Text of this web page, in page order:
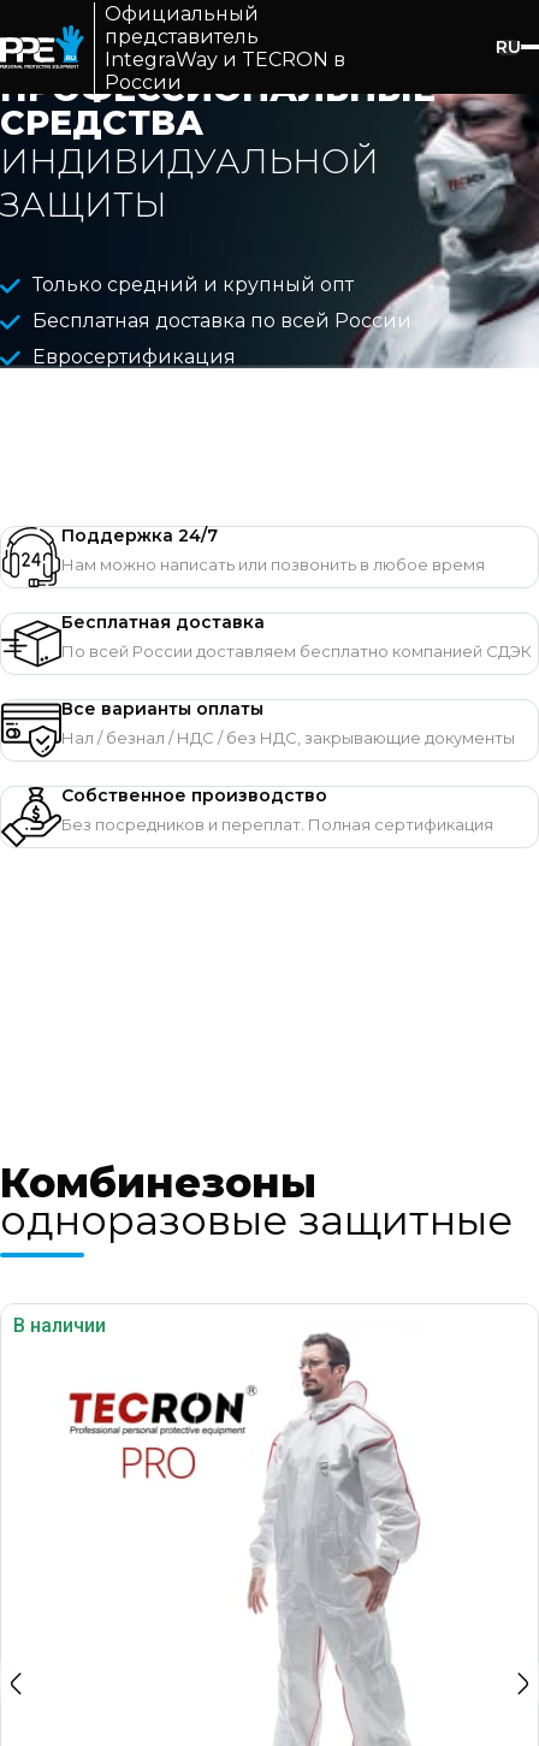
Официальный
представитель
IntegraWay и TECRON в
России
RU
ПРОФЕССИОНАЛЬНЫЕ
СРЕДСТВА
ИНДИВИДУАЛЬНОЙ
ЗАЩИТЫ
Только средний и крупный опт
Бесплатная доставка по всей России
Евросертификация
Поддержка 24/7
Нам можно написать или позвонить в любое время
Бесплатная доставка
По всей России доставляем бесплатно компанией СДЭК
Все варианты оплаты
Нал / безнал / НДС / без НДС, закрывающие документы
Собственное производство
Без посредников и переплат. Полная сертификация
Комбинезоны
одноразовые защитные
В наличии